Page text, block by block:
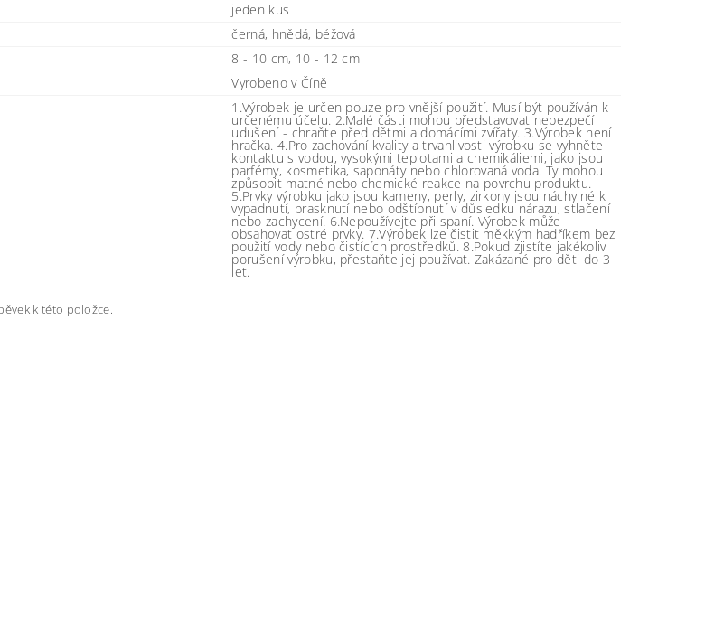
jeden kus
černá, hnědá, béžová
8 - 10 cm, 10 - 12 cm
Vyrobeno v Číně
1.Výrobek je určen pouze pro vnější použití. Musí být používán k
určenému účelu. 2.Malé části mohou představovat nebezpečí
udušení - chraňte před dětmi a domácími zvířaty. 3.Výrobek není
hračka. 4.Pro zachování kvality a trvanlivosti výrobku se vyhněte
kontaktu s vodou, vysokými teplotami a chemikáliemi, jako jsou
parfémy, kosmetika, saponáty nebo chlorovaná voda. Ty mohou
způsobit matné nebo chemické reakce na povrchu produktu.
5.Prvky výrobku jako jsou kameny, perly, zirkony jsou náchylné k
vypadnutí, prasknutí nebo odštípnutí v důsledku nárazu, stlačení
nebo zachycení. 6.Nepoužívejte při spaní. Výrobek může
obsahovat ostré prvky. 7.Výrobek lze čistit měkkým hadříkem bez
použití vody nebo čistících prostředků. 8.Pokud zjistíte jakékoliv
porušení výrobku, přestaňte jej používat. Zakázané pro děti do 3
let.
k této položce.